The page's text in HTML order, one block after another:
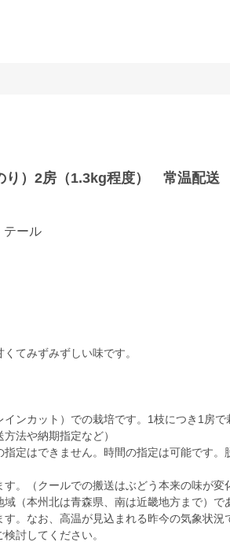
）2房（1.3kg程度） 常温配送
テール
てみずみずしい味です。
ンカット）での栽培です。1枝につき1房で
法や納期指定など）
定はできません。時間の指定は可能です。
。（クールでの搬送はぶどう本来の味が変
（本州北は青森県、南は近畿地方まで）で
。なお、高温が見込まれる昨今の気象状況
討してください。